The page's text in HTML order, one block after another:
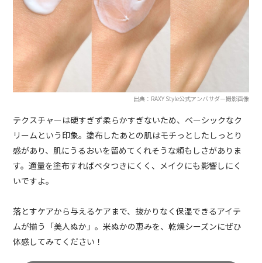
出典：RAXY Style公式アンバサダー撮影画像
テクスチャーは硬すぎず柔らかすぎないため、ベーシックなク
リームという印象。塗布したあとの肌はモチっとしたしっとり
感があり、肌にうるおいを留めてくれそうな頼もしさがありま
す。適量を塗布すればベタつきにくく、メイクにも影響しにく
いですよ。
落とすケアから与えるケアまで、抜かりなく保湿できるアイテ
ムが揃う「美人ぬか」。米ぬかの恵みを、乾燥シーズンにぜひ
体感してみてください！